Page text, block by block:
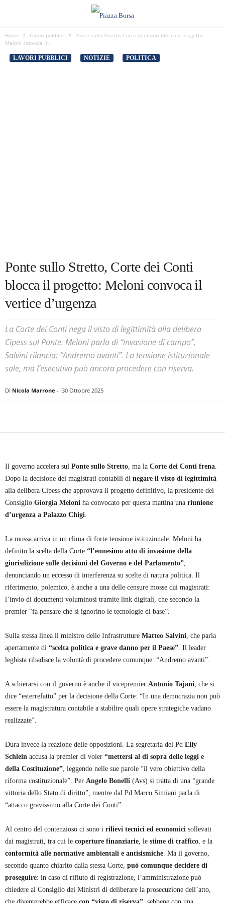
Home Lavori pubblici
Ponte sullo Stretto, Corte dei Conti blocca il progetto:
Meloni convoca il...
LAVORI PUBBLICI NOTIZIE POLITICA
Ponte sullo Stretto, Corte dei Conti
blocca il progetto: Meloni convoca il
vertice d’urgenza
La Corte dei Conti nega il visto di legittimità alla delibera
Cipess sul Ponte. Meloni parla di “invasione di campo”,
Salvini rilancia: “Andremo avanti”. La tensione istituzionale
sale, ma l’esecutivo può ancora procedere con riserva.
Di Nicola Marrone - 30 Ottobre 2025
Il governo accelera sul Ponte sullo Stretto, ma la Corte dei Conti frena.
Dopo la decisione dei magistrati contabili di negare il visto di legittimità
alla delibera Cipess che approvava il progetto definitivo, la presidente del
Consiglio Giorgia Meloni ha convocato per questa mattina una riunione
d’urgenza a Palazzo Chigi.
La mossa arriva in un clima di forte tensione istituzionale. Meloni ha
definito la scelta della Corte “l’ennesimo atto di invasione della
giurisdizione sulle decisioni del Governo e del Parlamento”,
denunciando un eccesso di interferenza su scelte di natura politica. Il
riferimento, polemico, è anche a una delle censure mosse dai magistrati:
l’invio di documenti voluminosi tramite link digitali, che secondo la
premier “fa pensare che si ignorino le tecnologie di base”.
Sulla stessa linea il ministro delle Infrastrutture Matteo Salvini, che parla
apertamente di “scelta politica e grave danno per il Paese”. Il leader
leghista ribadisce la volontà di procedere comunque: “Andremo avanti”.
A schierarsi con il governo è anche il vicepremier Antonio Tajani, che si
dice “esterrefatto” per la decisione della Corte: “In una democrazia non può
essere la magistratura contabile a stabilire quali opere strategiche vadano
realizzate”.
Dura invece la reazione delle opposizioni. La segretaria del Pd Elly
Schlein accusa la premier di voler “mettersi al di sopra delle leggi e
della Costituzione”, leggendo nelle sue parole “il vero obiettivo della
riforma costituzionale”. Per Angelo Bonelli (Avs) si tratta di una “grande
vittoria dello Stato di diritto”, mentre dal Pd Marco Simiani parla di
“attacco gravissimo alla Corte dei Conti”.
Al centro del contenzioso ci sono i rilievi tecnici ed economici sollevati
dai magistrati, tra cui le coperture finanziarie, le stime di traffico, e la
conformità alle normative ambientali e antisismiche. Ma il governo,
secondo quanto chiarito dalla stessa Corte, può comunque decidere di
proseguire: in caso di rifiuto di registrazione, l’amministrazione può
chiedere al Consiglio dei Ministri di deliberare la prosecuzione dell’atto,